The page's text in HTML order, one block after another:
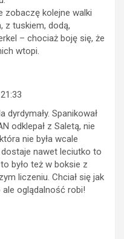
zobaczę kolejne walki
z tuskiem, dodą,
– chociaż boję się, że
wtopi.
dyrdymały. Spanikował
odklepał z Saletą, nie
nie była wcale
nawet leciutko to
było też w boksie z
liczeniu. Chciał się jak
ale oglądalność robi!